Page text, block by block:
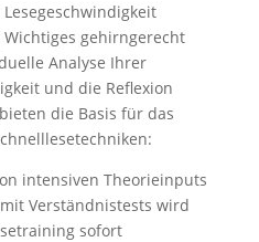
gehirngerecht
Analyse Ihrer
und die Reflexion
die Basis für das
intensiven Theorieinputs
Verständnistests wird
sofort